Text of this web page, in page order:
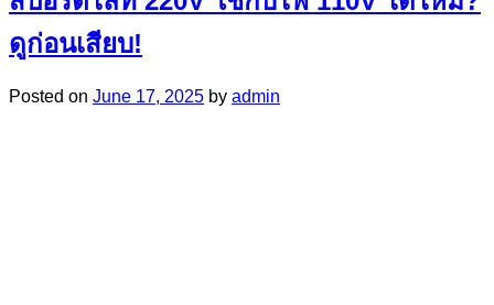
ดูก่อนเสียบ!
Posted on June 17, 2025 by admin